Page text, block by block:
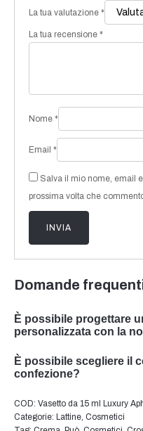
La tua valutazione *
La tua recensione *
Nome *
Email *
Salva il mio nome, email
prossima volta che
Domande
È possibile progettare
personalizzata con la
vostro soggetto. Il
soddisfare le vostre
È possibile scegliere il
confezione?
dell'imballaggio. Il nostro
COD: Vasetto da 15 ml Luxury
Categorie: Lattine, Cosmetici